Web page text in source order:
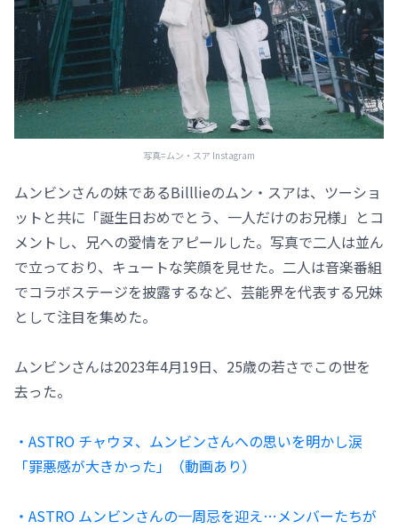
写真=ムン・スア Instagram
ムンビンさんの妹であるBilllieのムン・スアは、ツーショ
ットと共に「誕生日おめでとう、一人だけのお兄様」とコ
メントし、兄への愛情をアピールした。写真で二人は並ん
で立っており、キュートな笑顔を見せた。二人は音楽番組
でコラボステージを披露するなど、芸能界を代表する兄妹
として注目を集めた。
ムンビンさんは2023年4月19日、25歳の若さでこの世を
去った。
・ASTRO チャウヌ、ムンビンさんへの思いを明かし涙
「罪悪感が大きかった」（動画あり）
・ASTRO ムンビンさんの一周忌を迎え…メンバーたちが